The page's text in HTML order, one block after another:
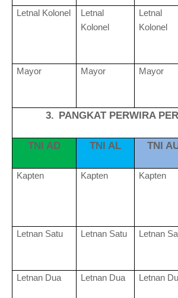
Letnal Kolonel
Letnal
Kolonel
Letnal
Kolonel
Mayor Mayor Mayor
3. PANGKAT PERWIRA
TNI AD TNI AL TNI
Kapten Kapten Kapten
Letnan Satu Letnan Satu Letnan
Letnan Dua Letnan Dua Letnan